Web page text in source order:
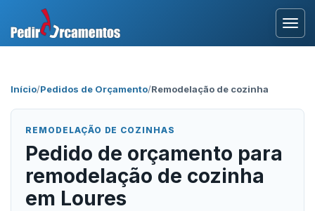
Início/Pedidos de Orçamento/Remodelação de cozinha
REMODELAÇÃO DE COZINHAS
Pedido de orçamento para
remodelação de cozinha
em Loures
Área Profissional
Como Funciona?
Testemunhos